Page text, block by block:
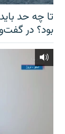
تا چه حد
بود؟ در